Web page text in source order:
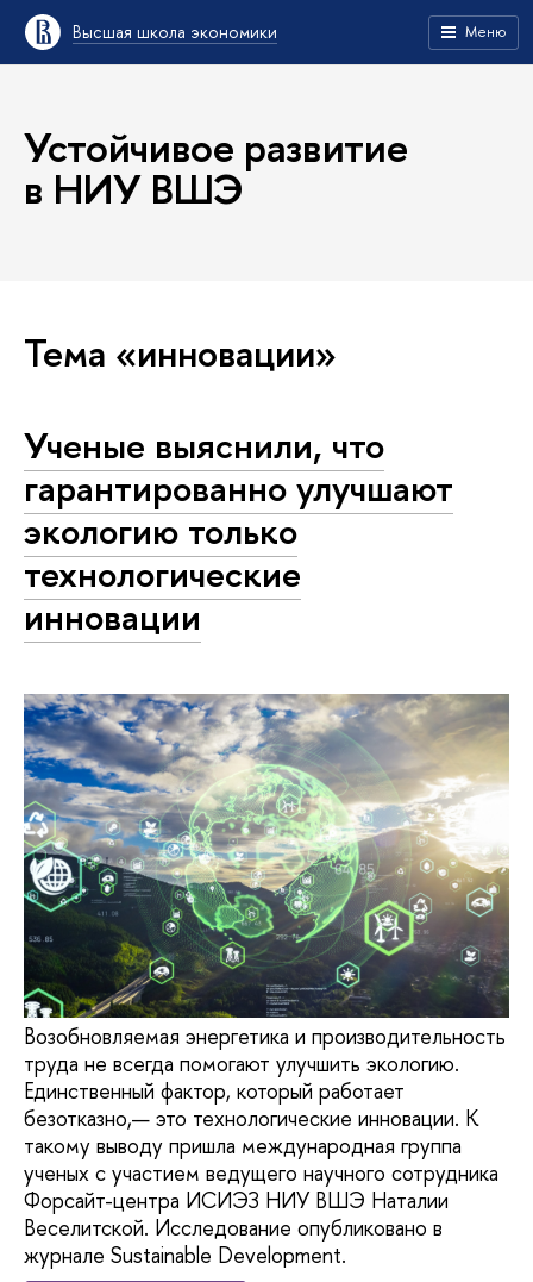
Высшая школа экономики Меню
Устойчивое развитие
в НИУ ВШЭ
Тема «инновации»
Ученые выяснили, что
гарантированно улучшают
экологию только
технологические
инновации
Возобновляемая энергетика и производительность
труда не всегда помогают улучшить экологию.
Единственный фактор, который работает
безотказно,— это технологические инновации. К
такому выводу пришла международная группа
ученых с участием ведущего научного сотрудника
Форсайт-центра ИСИЭЗ НИУ ВШЭ Наталии
Веселитской. Исследование опубликовано в
журнале Sustainable Development.